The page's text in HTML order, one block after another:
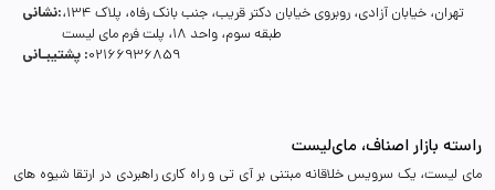
نشانی:تهران، خیابان آزادی، روبروی خیابان دکتر قریب، جنب بانک رفاه، پلاک 134،
طبقه سوم، واحد 18، پلت فرم مای لیست
پشتیبـانی :02166936859
راسته بازار اصناف، مای‌لیست
مای لیست، یک سرویس خلاقانه مبتنی بر آی تی و راه کاری راهبردی در ارتقا شیوه های